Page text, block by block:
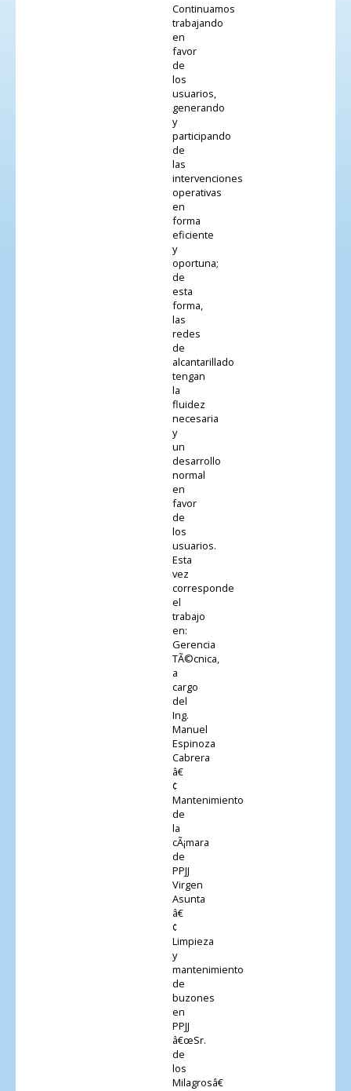
Continuamos
trabajando
en
favor
de
los
usuarios,
generando
y
participando
de
las
intervenciones
operativas
en
forma
eficiente
y
oportuna;
de
esta
forma,
las
redes
de
alcantarillado
tengan
la
fluidez
necesaria
y
un
desarrollo
normal
en
favor
de
los
usuarios.
Esta
vez
corresponde
el
trabajo
en:
Gerencia
TÃ©cnica,
a
cargo
del
Ing.
Manuel
Espinoza
Cabrera
â€
¢
Mantenimiento
de
la
cÃ¡mara
de
PPJJ
Virgen
Asunta
â€
¢
Limpieza
y
mantenimiento
de
buzones
en
PPJJ
â€œSr.
de
los
Milagrosâ€